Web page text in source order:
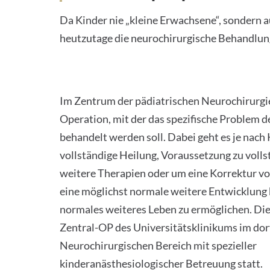
Da Kinder nie „kleine Erwachsene“,
heutzutage die neurochirurgische
Im Zentrum der pädiatrischen
Operation, mit der das spezifische Problem
behandelt werden soll. Dabei geht es je
vollständige Heilung, Voraussetzung zu
weitere Therapien oder um eine Korrektur
eine möglichst normale weitere Entwicklung
normales weiteres Leben zu ermöglichen.
Zentral-OP des Universitätsklinikums im
Neurochirurgischen Bereich mit spezieller
kinderanästhesiologischer Betreuung statt.